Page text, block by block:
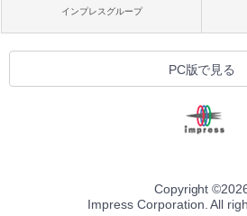
インプレスグループ
PC版で見る
Copyright ©
Impress Corporation. All